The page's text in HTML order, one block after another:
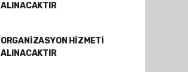
ALINACAKTIR
ORGANİZASYON HİZMETİ
ALINACAKTIR